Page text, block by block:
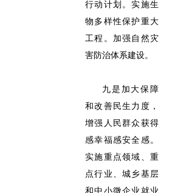
行动计划。实施生
物多样性保护重大
工程。加强自然灾
害防治体系建设。
九是加大保障
和改善民生力度，
增强人民群众获得
感幸福感安全感。
实施重点领域、重
点行业、城乡基层
和中小微企业就业